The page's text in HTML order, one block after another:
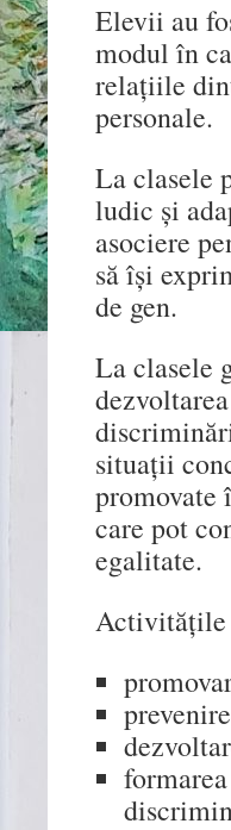
Elevii au
modul în
relațiile
personale.
La clasele
ludic și
asociere
să își
de gen.
La clasele
situații
promovate
care pot
egalitate.
Activitățile